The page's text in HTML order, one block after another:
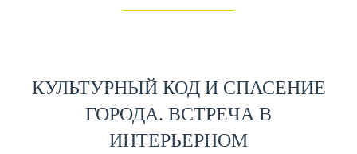
КУЛЬТУРНЫЙ КОД И СПАСЕНИЕ
ГОРОДА. ВСТРЕЧА В
ИНТЕРЬЕРНОМ